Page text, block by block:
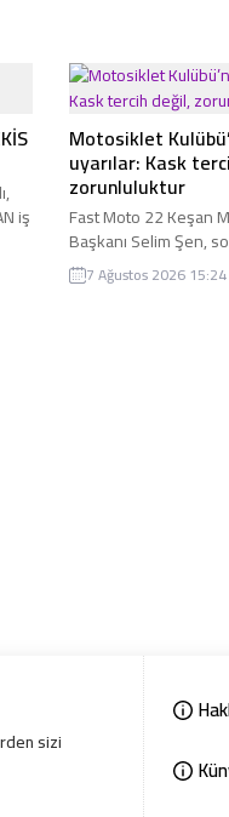
iş
Motosiklet
uyarılar: Kask
zorunluluktur
Fast Moto 22 Keşan
Başkanı Selim Şen,
motosiklet kazalarına
motosiklet hem de
7 Ağustos 2026 15:24
sizi